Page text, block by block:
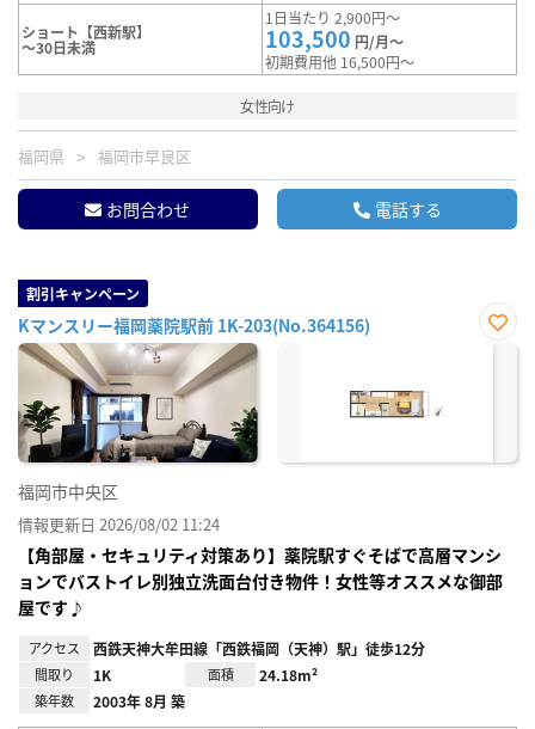
ショート【西新駅】
～30日未満
1日当たり 2,900円～
103,500 円/月～
初期費用他 16,500円～
女性向け
福岡県 福岡市早良区
お問合わせ 電話する
割引キャンペーン
Kマンスリー福岡薬院駅前 1K-203(No.364156)
お気
福岡市中央区
情報更新日 2026/08/02 11:24
【角部屋・セキュリティ対策あり】薬院駅すぐそばで高層マンシ
ョンでバストイレ別独立洗面台付き物件！女性等オススメな御部
屋です♪
アクセス 西鉄天神大牟田線「西鉄福岡（天神）駅」徒歩12分
間取り 1K 面積 24.18m²
築年数 2003年 8月 築